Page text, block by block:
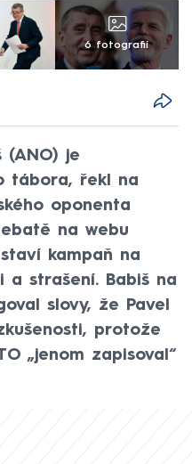
6 fotografií
(ANO) je
tábora, řekl na
oponenta
na webu
kampaň na
a strašení. Babiš na
slovy, že Pavel
protože
„jenom zapisoval“